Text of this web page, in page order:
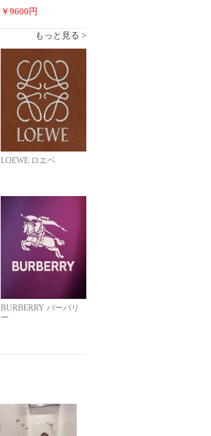
￥ 9600 円
もっと見る >
LOEWE ロエベ
BURBERRY バーバリ
ー